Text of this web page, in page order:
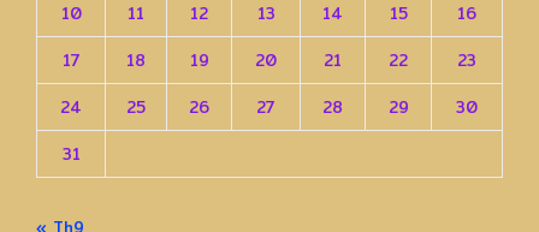
10
11 12 13 14 15
16
17
18 19 20 21 22
23
24
25 26 27 28 29
30
31
« Th9